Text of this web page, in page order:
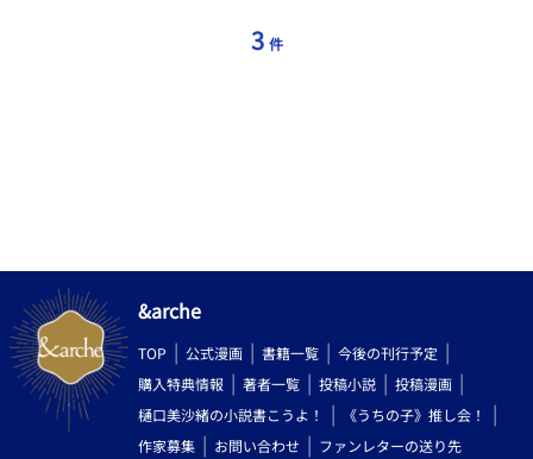
3 件
&arche
TOP 公式漫画 書籍一覧
今後の刊行予定
購入特典情報
著者一覧 投稿小説
投稿漫画
樋口美沙緒の小説書こうよ！
《うちの子》推し会！
作家募集
お問い合わせ ファンレターの送り先